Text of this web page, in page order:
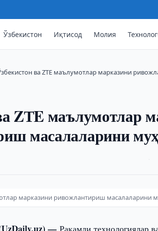
Ўзбекистон Иқтисод Молия
ва ZТE маълумотлар марказини
ZТE маълумотлар
масалаларини
марказини ривожлантириш масалаларини
Рақамли технологиялар